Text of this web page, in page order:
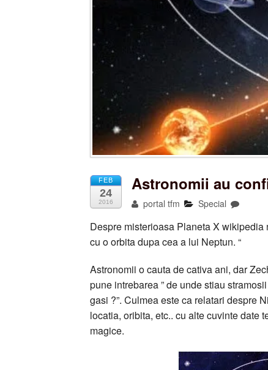
FEB
24
2016
Astronomii au
portal tfm Special
Despre misterioasa Planeta X wikipedia
cu o orbita dupa cea a lui Neptun. “
Astronomii o cauta de cativa ani, dar
pune intrebarea ” de unde stiau
gasi ?”. Culmea este ca relatari despre
locatia, oribita, etc.. cu alte cuvinte date
magice.